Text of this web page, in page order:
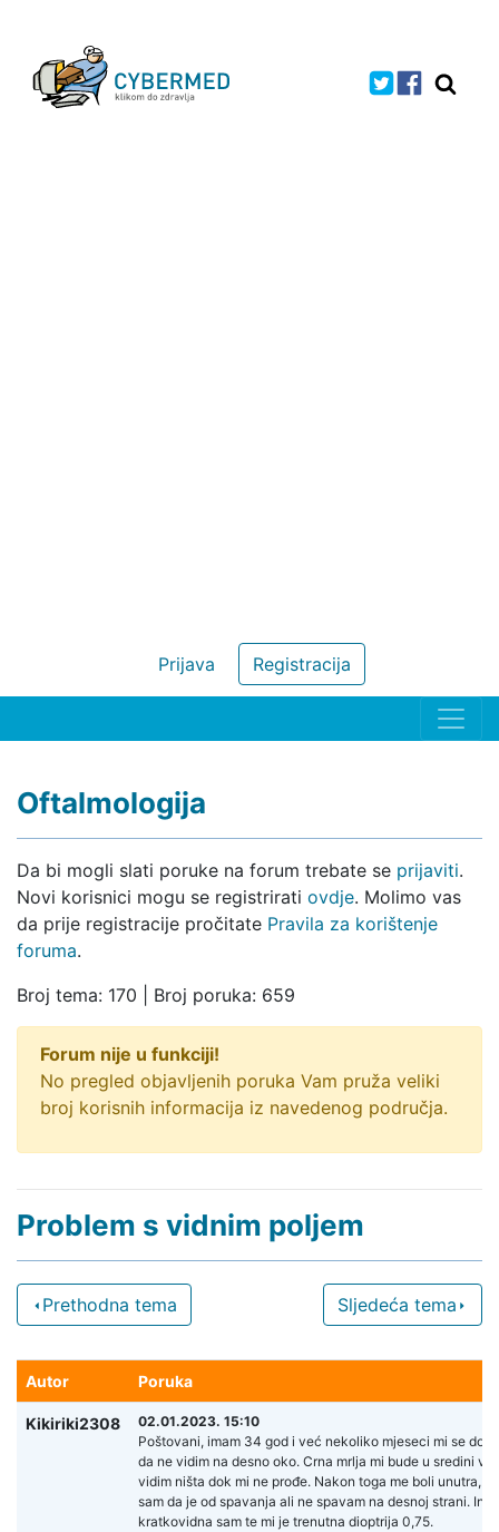
Registracija
Prijava
Oftalmologija
Da bi mogli slati poruke na forum trebate se prijaviti.
Novi korisnici mogu se registrirati ovdje. Molimo vas
da prije registracije pročitate Pravila za korištenje
foruma.
Broj tema: 170 | Broj poruka: 659
Forum nije u funkciji!
No pregled objavljenih poruka Vam pruža veliki
broj korisnih informacija iz navedenog područja.
Problem s vidnim poljem
Prethodna tema Sljedeća tema
Autor Poruka
Kikiriki2308
02.01.2023. 15:10
Poštovani, imam 34 god i već nekoliko mjeseci mi se
da ne vidim na desno oko. Crna mrlja mi bude u sredini
vidim ništa dok mi ne prođe. Nakon toga me boli unutra,
sam da je od spavanja ali ne spavam na desnoj strani.
kratkovidna sam te mi je trenutna dioptrija 0,75.